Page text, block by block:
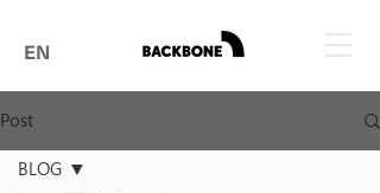
EN
Post
BLOG